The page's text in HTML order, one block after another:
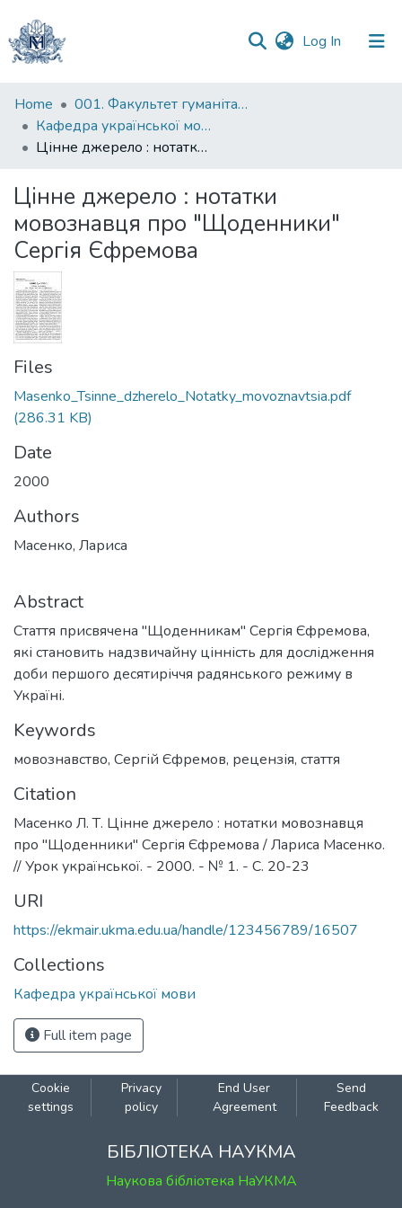
Log In (current)
Communities
&
Collections
Statistics
Home
001. Факультет гуманітарних наук
Кафедра української мови
Цінне джерело : нотатки мовознавця про "Щоденники" Сергія Єфремова
Цінне джерело : нотатки
мовознавця про "Щоденники"
Сергія Єфремова
Files
Masenko_Tsinne_dzherelo_Notatky_movoznavtsia.pdf
(286.31 KB)
Date
2000
Authors
Масенко, Лариса
Abstract
Стаття присвячена "Щоденникам" Сергія Єфремова,
які становить надзвичайну цінність для дослідження
доби першого десятиріччя радянського режиму в
Україні.
Keywords
мовознавство, Сергій Єфремов, рецензія, стаття
Citation
Масенко Л. Т. Цінне джерело : нотатки мовознавця
про "Щоденники" Сергія Єфремова / Лариса Масенко.
// Урок української. - 2000. - № 1. - С. 20-23
URI
https://ekmair.ukma.edu.ua/handle/123456789/16507
Collections
Кафедра української мови
Full item page
Cookie
settings
Privacy
policy
End User
Agreement
Send
Feedback
БІБЛІОТЕКА НАУКМА
Наукова бібліотека НаУКМА